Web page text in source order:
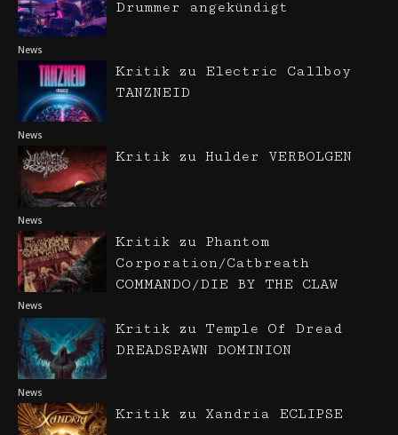
News
Drummer angekündigt
News
Kritik zu Electric Callboy
TANZNEID
News
Kritik zu Hulder VERBOLGEN
News
Kritik zu Phantom
Corporation/Catbreath
COMMANDO/DIE BY THE CLAW
News
Kritik zu Temple Of Dread
DREADSPAWN DOMINION
Kritik zu Xandria ECLIPSE